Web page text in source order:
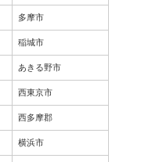
多摩市
稲城市
あきる野市
西東京市
西多摩郡
横浜市